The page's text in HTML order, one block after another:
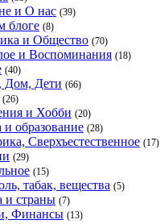
и О нас (39)
блоге (8)
и Общество (70)
и Воспоминания (18)
(40)
Дом, Дети (66)
(26)
и Хобби (20)
образование (28)
Сверхъестественное (17)
(29)
(15)
табак, вещества (5)
и страны (7)
Финансы (13)